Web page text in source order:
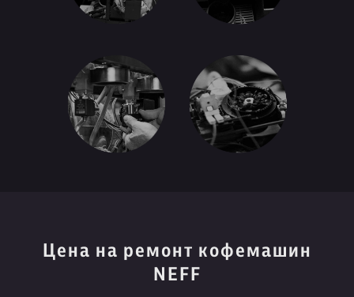
Цена на ремонт кофемашин
NEFF